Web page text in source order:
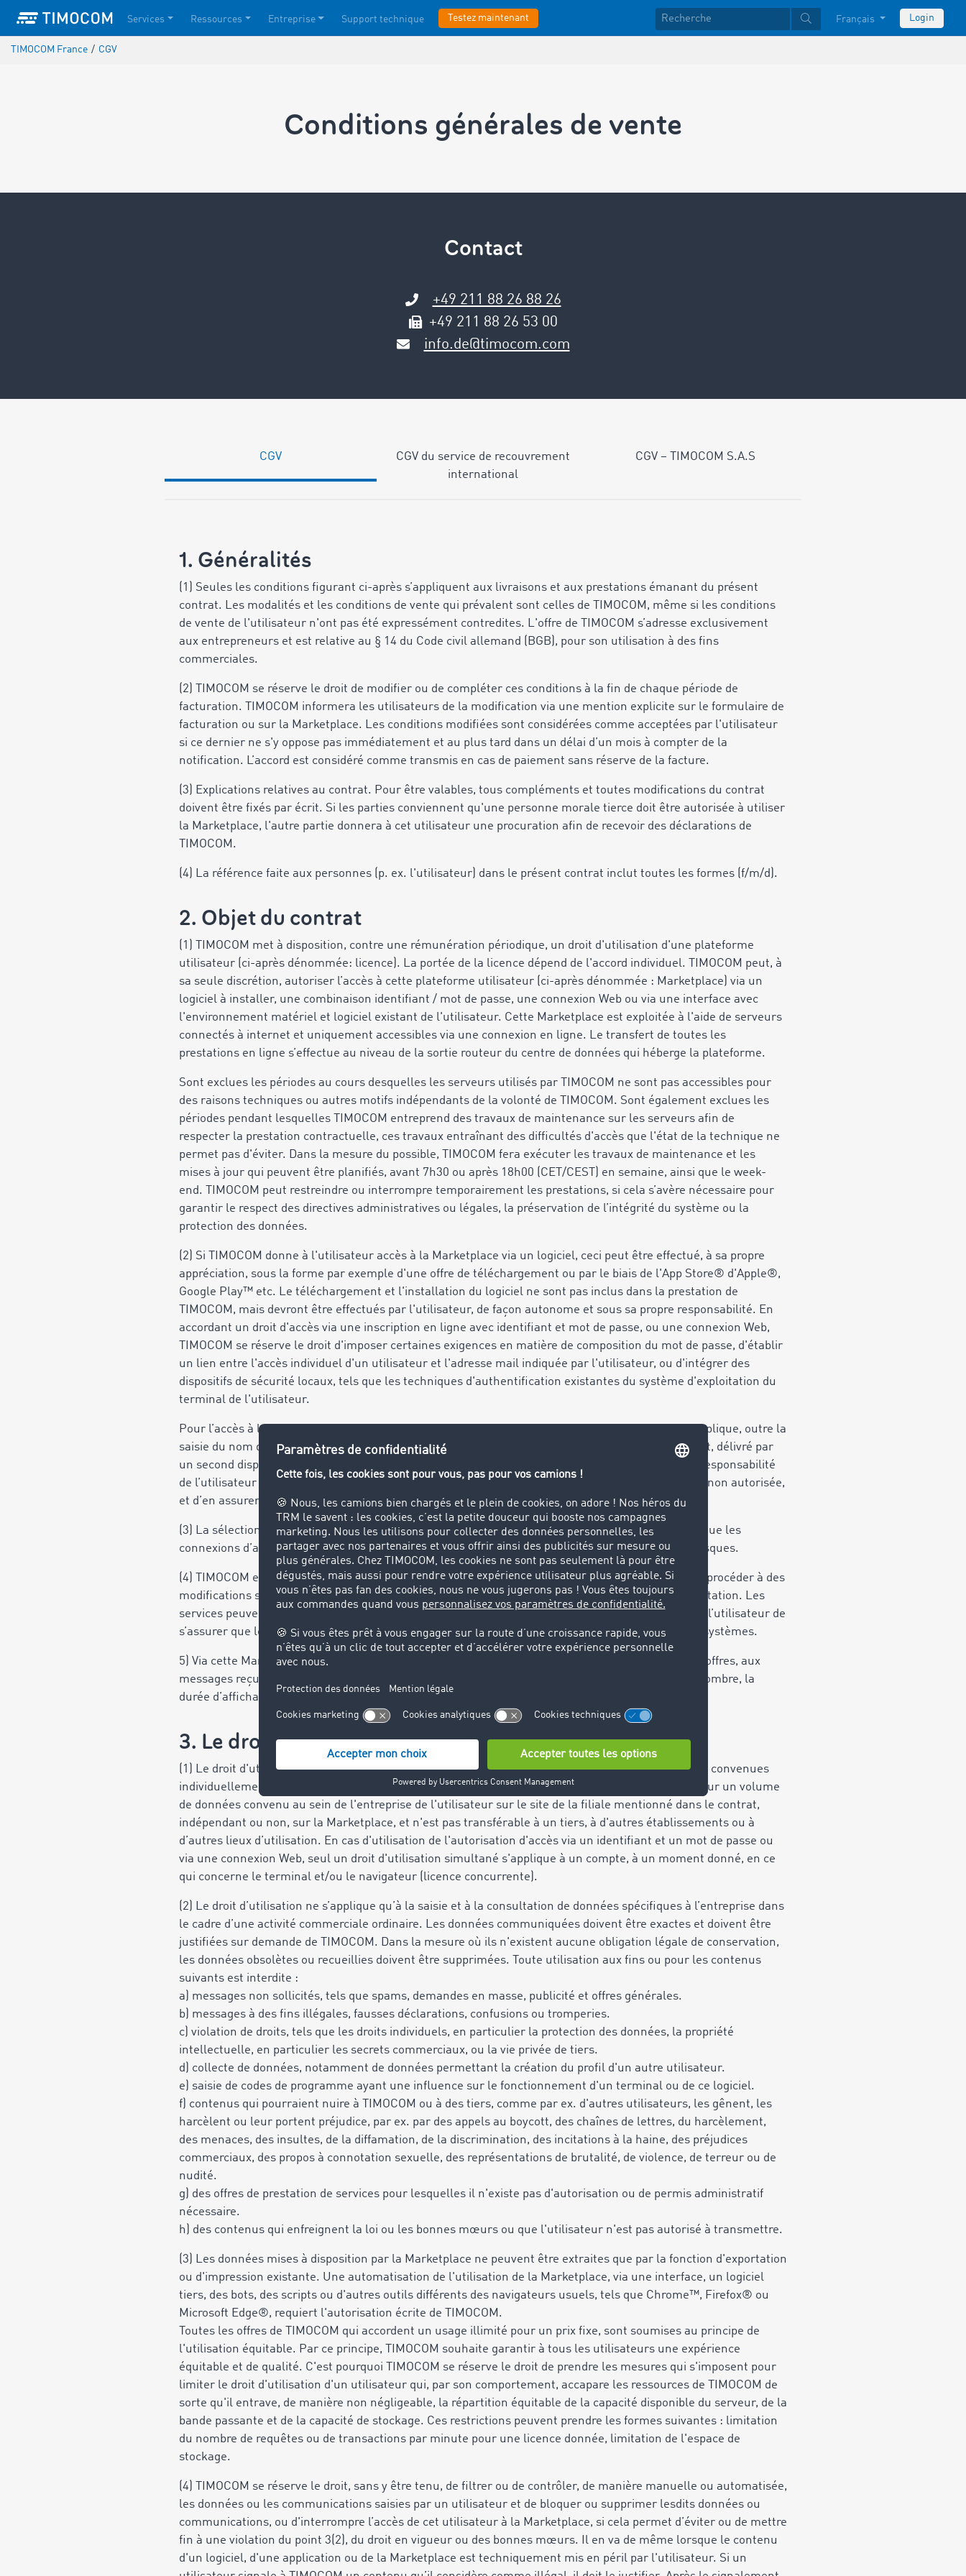
Services Ressources Entreprise Support technique Testez maintenant Français Login
TIMOCOM France / CGV
Conditions générales ­de vente
Contact
+49 211 88 26 88 26
+49 211 88 26 53 00
info.de@timocom.com
CGV
CGV du service de recouvrement
international
CGV – TIMOCOM S.A.S
1. Généralités
(1) Seules les conditions figurant ci-après s’appliquent aux livraisons et aux prestations émanant du présent
contrat. Les modalités et les conditions de vente qui prévalent sont celles de TIMOCOM, même si les conditions
de vente de l'utilisateur n'ont pas été expressément contredites. L'offre de TIMOCOM s’adresse exclusivement
aux entrepreneurs et est relative au § 14 du Code civil allemand (BGB), pour son utilisation à des fins
commerciales.
(2) TIMOCOM se réserve le droit de modifier ou de compléter ces conditions à la fin de chaque période de
facturation. TIMOCOM informera les utilisateurs de la modification via une mention explicite sur le formulaire de
facturation ou sur la Marketplace. Les conditions modifiées sont considérées comme acceptées par l'utilisateur
si ce dernier ne s'y oppose pas immédiatement et au plus tard dans un délai d’un mois à compter de la
notification. L’accord est considéré comme transmis en cas de paiement sans réserve de la facture.
(3) Explications relatives au contrat. Pour être valables, tous compléments et toutes modifications du contrat
doivent être fixés par écrit. Si les parties conviennent qu'une personne morale tierce doit être autorisée à utiliser
la Marketplace, l'autre partie donnera à cet utilisateur une procuration afin de recevoir des déclarations de
TIMOCOM.
(4) La référence faite aux personnes (p. ex. l'utilisateur) dans le présent contrat inclut toutes les formes (f/m/d).
2. Objet du contrat
(1) TIMOCOM met à disposition, contre une rémunération périodique, un droit d'utilisation d'une plateforme
utilisateur (ci-après dénommée: licence). La portée de la licence dépend de l'accord individuel. TIMOCOM peut, à
sa seule discrétion, autoriser l’accès à cette plateforme utilisateur (ci-après dénommée : Marketplace) via un
logiciel à installer, une combinaison identifiant / mot de passe, une connexion Web ou via une interface avec
l'environnement matériel et logiciel existant de l'utilisateur. Cette Marketplace est exploitée à l'aide de serveurs
connectés à internet et uniquement accessibles via une connexion en ligne. Le transfert de toutes les
prestations en ligne s’effectue au niveau de la sortie routeur du centre de données qui héberge la plateforme.
Sont exclues les périodes au cours desquelles les serveurs utilisés par TIMOCOM ne sont pas accessibles pour
des raisons techniques ou autres motifs indépendants de la volonté de TIMOCOM. Sont également exclues les
périodes pendant lesquelles TIMOCOM entreprend des travaux de maintenance sur les serveurs afin de
respecter la prestation contractuelle, ces travaux entraînant des difficultés d'accès que l'état de la technique ne
permet pas d'éviter. Dans la mesure du possible, TIMOCOM fera exécuter les travaux de maintenance et les
mises à jour qui peuvent être planifiés, avant 7h30 ou après 18h00 (CET/CEST) en semaine, ainsi que le week-
end. TIMOCOM peut restreindre ou interrompre temporairement les prestations, si cela s’avère nécessaire pour
garantir le respect des directives administratives ou légales, la préservation de l’intégrité du système ou la
protection des données.
(2) Si TIMOCOM donne à l'utilisateur accès à la Marketplace via un logiciel, ceci peut être effectué, à sa propre
appréciation, sous la forme par exemple d'une offre de téléchargement ou par le biais de l'App Store® d'Apple®,
Google Play™ etc. Le téléchargement et l'installation du logiciel ne sont pas inclus dans la prestation de
TIMOCOM, mais devront être effectués par l'utilisateur, de façon autonome et sous sa propre responsabilité. En
accordant un droit d'accès via une inscription en ligne avec identifiant et mot de passe, ou une connexion Web,
TIMOCOM se réserve le droit d'imposer certaines exigences en matière de composition du mot de passe, d'établir
un lien entre l'accès individuel d'un utilisateur et l'adresse mail indiquée par l'utilisateur, ou d'intégrer des
dispositifs de sécurité locaux, tels que les techniques d'authentification existantes du système d'exploitation du
terminal de l'utilisateur.
Pour l’accès à la Marketplace, TIMOCOM peut exiger une authentification multifactorielle. Cela implique, outre la
saisie du nom d’utilisateur et du mot de passe, l’obligation d’entrer un code généré ponctuellement, délivré par
un second dispositif autorisé, tel qu’un smartphone (par exemple via une application). Il est de la responsabilité
de l’utilisateur de sécuriser ce deuxième appareil, ainsi que ses identifiants, contre toute intrusion non autorisée,
et d’en assurer la conservation en lieu sûr.
(3) La sélection, l’acquisition et l’utilisation du matériel informatique nécessaire, son logiciel ainsi que les
connexions d’accès aux données sont exclusivement effectuées par l’utilisateur et à ses propres risques.
(4) TIMOCOM est autorisée, dans le cadre du développement et de l'optimisation de ses services, à procéder à des
modifications sur ces derniers, dans la mesure où ceci ne nuit pas au caractère principal de la prestation. Les
services peuvent intégrer des systèmes basés sur l’intelligence artificielle (ci-après IA). Il revient à l’utilisateur de
s’assurer que les membres de son entreprise possèdent les compétences requises pour gérer ces systèmes.
5) Via cette Marketplace, TIMOCOM peut transmettre à l'utilisateur des informations relatives aux offres, aux
messages reçus ou aux transactions. TIMOCOM se réserve le droit de déterminer et de limiter le nombre, la
durée d’affichage et la durée de conservation de ce type de messages.
3. Le droit d’utilisation
(1) Le droit d'utilisation accordé dans le cadre du présent contrat ne s'applique que dans les limites convenues
individuellement, p. ex. pour un nombre défini d'accès individuels (compte), des transactions ou pour un volume
de données convenu au sein de l'entreprise de l'utilisateur sur le site de la filiale mentionné dans le contrat,
indépendant ou non, sur la Marketplace, et n'est pas transférable à un tiers, à d'autres établissements ou à
d’autres lieux d’utilisation. En cas d'utilisation de l'autorisation d'accès via un identifiant et un mot de passe ou
via une connexion Web, seul un droit d'utilisation simultané s'applique à un compte, à un moment donné, en ce
qui concerne le terminal et/ou le navigateur (licence concurrente).
(2) Le droit d’utilisation ne s’applique qu’à la saisie et à la consultation de données spécifiques à l’entreprise dans
le cadre d’une activité commerciale ordinaire. Les données communiquées doivent être exactes et doivent être
justifiées sur demande de TIMOCOM. Dans la mesure où ils n'existent aucune obligation légale de conservation,
les données obsolètes ou recueillies doivent être supprimées. Toute utilisation aux fins ou pour les contenus
suivants est interdite :
a) messages non sollicités, tels que spams, demandes en masse, publicité et offres générales.
b) messages à des fins illégales, fausses déclarations, confusions ou tromperies.
c) violation de droits, tels que les droits individuels, en particulier la protection des données, la propriété
intellectuelle, en particulier les secrets commerciaux, ou la vie privée de tiers.
d) collecte de données, notamment de données permettant la création du profil d'un autre utilisateur.
e) saisie de codes de programme ayant une influence sur le fonctionnement d'un terminal ou de ce logiciel.
f) contenus qui pourraient nuire à TIMOCOM ou à des tiers, comme par ex. d'autres utilisateurs, les gênent, les
harcèlent ou leur portent préjudice, par ex. par des appels au boycott, des chaînes de lettres, du harcèlement,
des menaces, des insultes, de la diffamation, de la discrimination, des incitations à la haine, des préjudices
commerciaux, des propos à connotation sexuelle, des représentations de brutalité, de violence, de terreur ou de
nudité.
g) des offres de prestation de services pour lesquelles il n'existe pas d'autorisation ou de permis administratif
nécessaire.
h) des contenus qui enfreignent la loi ou les bonnes mœurs ou que l'utilisateur n'est pas autorisé à transmettre.
(3) Les données mises à disposition par la Marketplace ne peuvent être extraites que par la fonction d'exportation
ou d'impression existante. Une automatisation de l'utilisation de la Marketplace, via une interface, un logiciel
tiers, des bots, des scripts ou d'autres outils différents des navigateurs usuels, tels que Chrome™, Firefox® ou
Microsoft Edge®, requiert l'autorisation écrite de TIMOCOM.
Toutes les offres de TIMOCOM qui accordent un usage illimité pour un prix fixe, sont soumises au principe de
l'utilisation équitable. Par ce principe, TIMOCOM souhaite garantir à tous les utilisateurs une expérience
équitable et de qualité. C'est pourquoi TIMOCOM se réserve le droit de prendre les mesures qui s'imposent pour
limiter le droit d'utilisation d'un utilisateur qui, par son comportement, accapare les ressources de TIMOCOM de
sorte qu'il entrave, de manière non négligeable, la répartition équitable de la capacité disponible du serveur, de la
bande passante et de la capacité de stockage. Ces restrictions peuvent prendre les formes suivantes : limitation
du nombre de requêtes ou de transactions par minute pour une licence donnée, limitation de l'espace de
stockage.
(4) TIMOCOM se réserve le droit, sans y être tenu, de filtrer ou de contrôler, de manière manuelle ou automatisée,
les données ou les communications saisies par un utilisateur et de bloquer ou supprimer lesdits données ou
communications, ou d'interrompre l’accès de cet utilisateur à la Marketplace, si cela permet d’éviter ou de mettre
fin à une violation du point 3(2), du droit en vigueur ou des bonnes mœurs. Il en va de même lorsque le contenu
d'un logiciel, d'une application ou de la Marketplace est techniquement mis en péril par l'utilisateur. Si un